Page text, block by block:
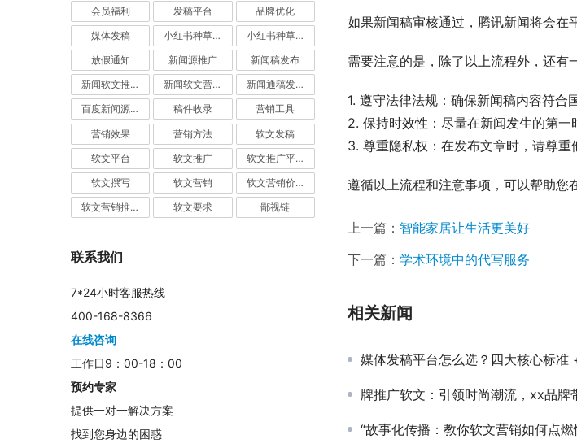
如果新闻稿审核通过，腾讯新闻将会在
需要注意的是，除了以上流程外，还有
1. 遵守法律法规：确保新闻稿内容符合
2. 保持时效性：尽量在新闻发生的第一
3. 尊重隐私权：在发布文章时，请尊重
遵循以上流程和注意事项，可以帮助您
上一篇： 智能家居让生活更美好
下一篇： 学术环境中的代写服务
相关新闻
媒体发稿平台怎么选？四大核心标准 + 媒体
牌推广软文：引领时尚潮流，xx品牌带您
“故事化传播：教你软文营销如何点燃
会员福利 发稿平台 品牌优化
媒体发稿 小红书种草推广 小红书种草营销
放假通知 新闻源推广 新闻稿发布
新闻软文推广发稿 新闻软文营销推广 新闻通稿发布推广
百度新闻源发布 稿件收录 营销工具
营销效果 营销方法 软文发稿
软文平台 软文推广 软文推广平台
软文撰写 软文营销 软文营销价值
软文营销推广 软文要求 鄙视链
联系我们
7*24小时客服热线
400-168-8366
在线咨询
工作日9：00-18：00
预约专家
提供一对一解决方案
找到您身边的困惑